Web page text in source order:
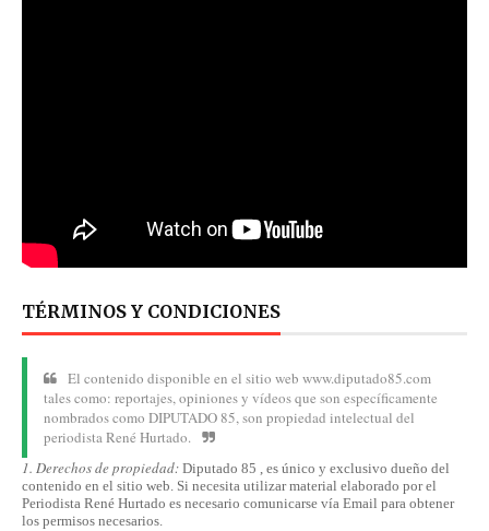
TÉRMINOS Y CONDICIONES
El contenido disponible en el sitio web www.diputado85.com
tales como: reportajes, opiniones y vídeos que son específicamente
nombrados como DIPUTADO 85, son propiedad intelectual del
periodista René Hurtado.
1. Derechos de propiedad: Diputado 85 , es único y exclusivo dueño del
contenido en el sitio web. Si necesita utilizar material elaborado por el
Periodista René Hurtado es necesario comunicarse vía Email para obtener
los permisos necesarios.